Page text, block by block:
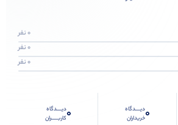
0 نفر
0 نفر
0 نفر
0دیــــدگاه
خریداران
0دیــــدگاه
کاربـــــران